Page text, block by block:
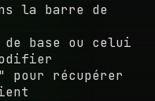
la barre de
base ou celui
pour récupérer